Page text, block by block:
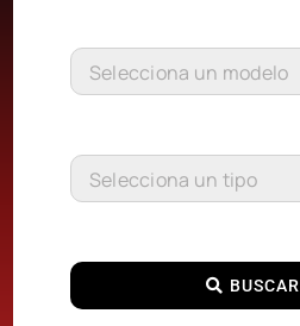
Selecciona un modelo
Selecciona un tipo
BUSCAR